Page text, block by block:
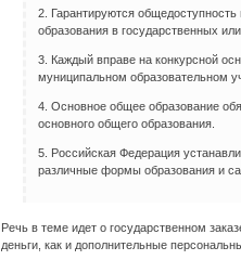
2. Гарантируются
образования в государственных
3. Каждый вправе на конкурсной
муниципальном образовательном
4. Основное общее образование
основного общего образования.
5. Российская Федерация
различные формы образования и
Речь в теме идет о государственном
деньги, как и дополнительные